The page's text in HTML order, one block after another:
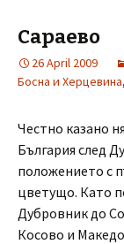
Сараево
26 April 2009
Босна и Херцевина,
Честно казано
България след
положението с
цветущо. Като
Дубровник до
Косово и